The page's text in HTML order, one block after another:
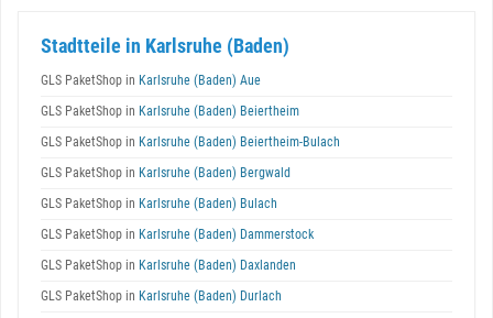
Stadtteile in Karlsruhe (Baden)
GLS PaketShop in Karlsruhe (Baden) Aue
GLS PaketShop in Karlsruhe (Baden) Beiertheim
GLS PaketShop in Karlsruhe (Baden) Beiertheim-Bulach
GLS PaketShop in Karlsruhe (Baden) Bergwald
GLS PaketShop in Karlsruhe (Baden) Bulach
GLS PaketShop in Karlsruhe (Baden) Dammerstock
GLS PaketShop in Karlsruhe (Baden) Daxlanden
GLS PaketShop in Karlsruhe (Baden) Durlach